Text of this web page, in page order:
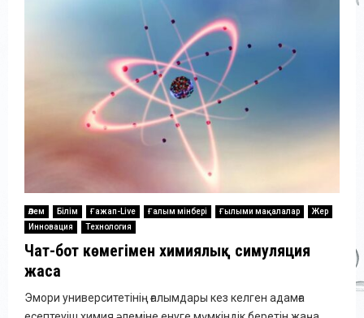
Әлем Білім Ғажап-Live Ғалым мінбері Ғылыми мақалалар
Жер
Инновация
Технология
Чат-бот көмегімен химиялық симуляция
жаса
Эмори университетінің ғалымдары кез келген адамға